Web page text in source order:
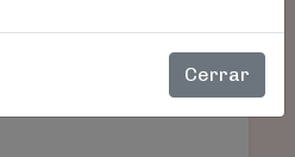
Cerrar
PRECIO CANTIDAD